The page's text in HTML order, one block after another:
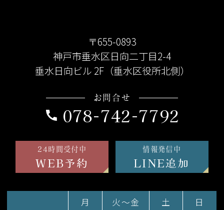
〒655-0893
神戸市垂水区日向二丁目2-4
垂水日向ビル 2F（垂水区役所北側）
お問合せ
078-742-7792
24時間受付中
WEB予約
情報発信中
LINE追加
月 火～金 土 日